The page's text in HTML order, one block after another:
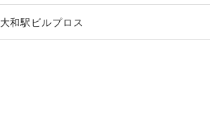
大和駅ビルプロス